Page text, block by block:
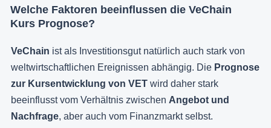
Welche Faktoren beeinflussen die VeChain
Kurs Prognose?
VeChain ist als Investitionsgut natürlich auch stark von
weltwirtschaftlichen Ereignissen abhängig. Die Prognose
zur Kursentwicklung von VET wird daher stark
beeinflusst vom Verhältnis zwischen Angebot und
Nachfrage, aber auch vom Finanzmarkt selbst.